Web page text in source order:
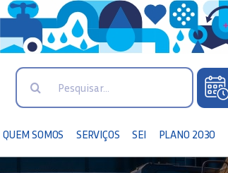
Search
QUEM SOMOS SERVIÇOS SEI PLANO 2030